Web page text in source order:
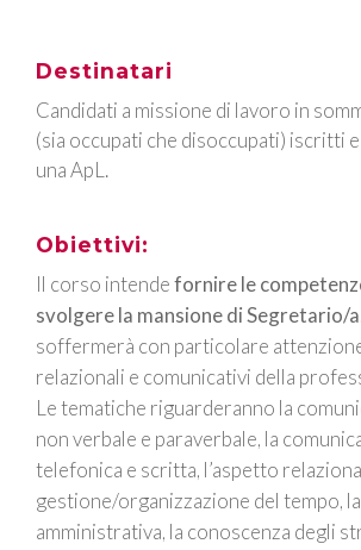
Destinatari
Candidati a missione di lavoro in
(sia occupati che disoccupati) iscritti
una ApL.
Obiettivi:
Il corso intendefornire le
svolgere la mansione di Segretario/a
soffermerà con particolare
relazionali e comunicativi della
Le tematiche riguarderanno la
non verbale e paraverbale, la
telefonica e scritta, l’aspetto
gestione/organizzazione del tempo,
amministrativa, la conoscenza degli